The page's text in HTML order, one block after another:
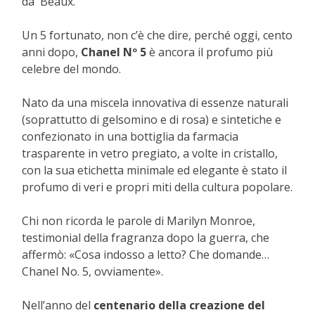
Un 5 fortunato, non c’è che dire, perché oggi, cento
anni dopo, Chanel Nº 5è ancora il profumo più
celebre del mondo.
Nato da una miscela innovativa di essenze naturali
(soprattutto di gelsomino e di rosa) e sintetiche e
confezionato in una bottiglia da farmacia
trasparente in vetro pregiato, a volte in cristallo,
con la sua etichetta minimale ed elegante è stato il
profumo di veri e propri miti della cultura popolare.
Chi non ricorda le parole di Marilyn Monroe,
testimonial della fragranza dopo la guerra, che
affermò: «Cosa indosso a letto? Che domande…
Chanel No. 5, ovviamente».
Nell’anno del centenario della creazione del